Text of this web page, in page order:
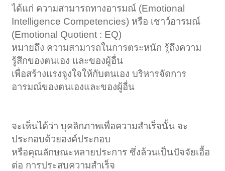
ได้แก่ ความสามารถทางอารมณ์ (Emotional
Intelligence Competencies) หรือ เชาว์อารมณ์
(Emotional Quotient : EQ)
หมายถึง ความสามารถในการตระหนัก รู้ถึงความ
รู้สึกของตนเอง และของผู้อื่น
เพื่อสร้างแรงจูงใจให้กับตนเอง บริหารจัดการ
อารมณ์ของตนเองและของผู้อื่น
จะเห็นได้ว่า บุคลิกภาพเพื่อความสำเร็จนั้น จะ
ประกอบด้วยองค์ประกอบ
หรือคุณลักษณะหลายประการซึ่งล้วนเป็นปัจจัยเอื้อ
ต่อ การประสบความสำเร็จ